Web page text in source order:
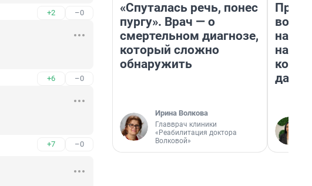
+2 –0
+6 –0
+7 –0
«Спуталась речь, понес
пургу». Врач — о
смертельном диагнозе,
который сложно
обнаружить
Ирина Волкова
Главврач клиники
«Реабилитация доктора
Волковой»
нам
даже